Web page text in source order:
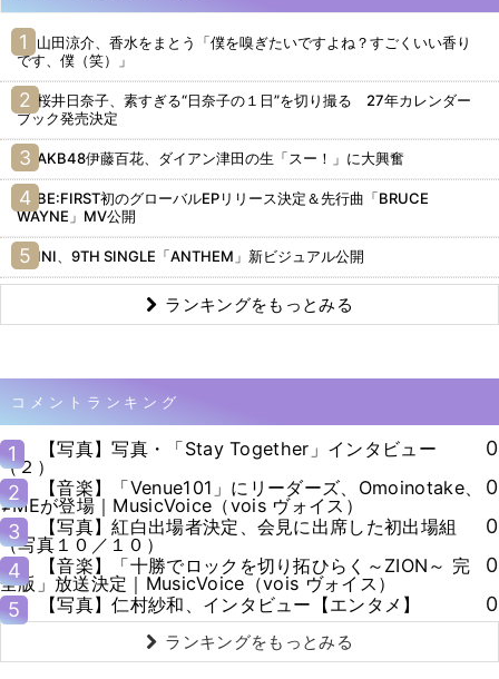
山田涼介、香水をまとう「僕を嗅ぎたいですよね？すごくいい香り
です、僕（笑）」
桜井日奈子、素すぎる“日奈子の１日”を切り撮る 27年カレンダー
ブック発売決定
AKB48伊藤百花、ダイアン津田の生「スー！」に大興奮
BE:FIRST初のグローバルEPリリース決定＆先行曲「BRUCE
WAYNE」MV公開
INI、9TH SINGLE「ANTHEM」新ビジュアル公開
ランキングをもっとみる
コメントランキング
1
【写真】写真・「Stay Together」インタビュー
（２）
0
2
【音楽】「Venue101」にリーダーズ、Omoinotake、
≠MEが登場｜MusicVoice（vois ヴォイス）
0
3
【写真】紅白出場者決定、会見に出席した初出場組
（写真１０／１０）
0
4
【音楽】「十勝でロックを切り拓ひらく～ZION～ 完
全版」放送決定｜MusicVoice（vois ヴォイス）
0
5
【写真】仁村紗和、インタビュー【エンタメ】 0
ランキングをもっとみる